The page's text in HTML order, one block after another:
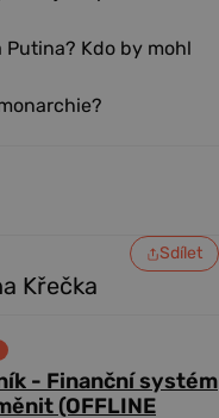
Putina? Kdo by mohl
Sdílet
Křečka
- Finanční systém
(OFFLINE